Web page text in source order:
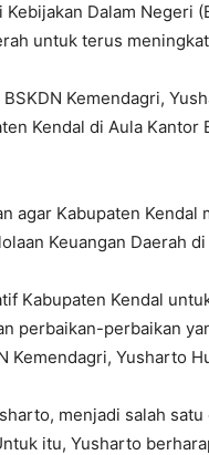
Kebijakan Dalam Negeri
untuk terus
Kemendagri,
Kendal di Aula Kantor
agar Kabupaten Kendal
Keuangan Daerah
Kabupaten Kendal
perbaikan-perbaikan
Kemendagri, Yusharto
menjadi salah
itu, Yusharto